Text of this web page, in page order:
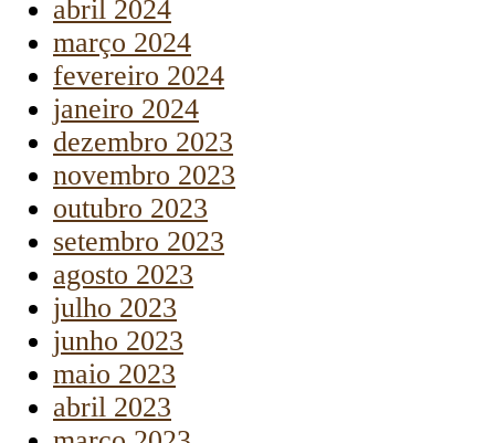
abril 2024
março 2024
fevereiro 2024
janeiro 2024
dezembro 2023
novembro 2023
outubro 2023
setembro 2023
agosto 2023
julho 2023
junho 2023
maio 2023
abril 2023